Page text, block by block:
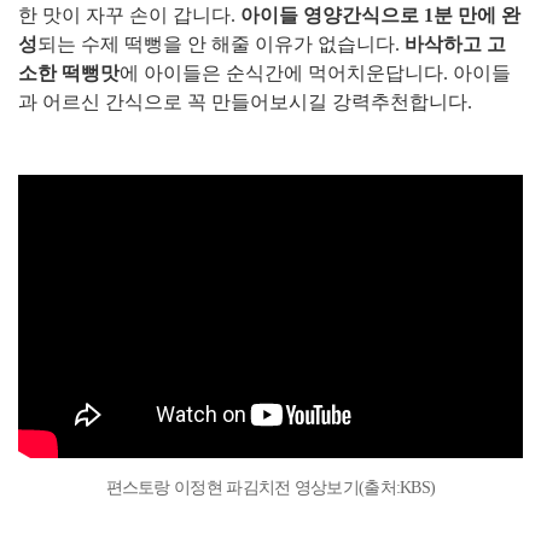
한 맛이 자꾸 손이 갑니다. 아이들 영양간식으로 1분 만에 완
성되는 수제 떡뻥을 안 해줄 이유가 없습니다. 바삭하고 고
소한 떡뻥맛에 아이들은 순식간에 먹어치운답니다. 아이들
과 어르신 간식으로 꼭 만들어보시길 강력추천합니다.
편스토랑 이정현 파김치전 영상보기(출처:KBS)